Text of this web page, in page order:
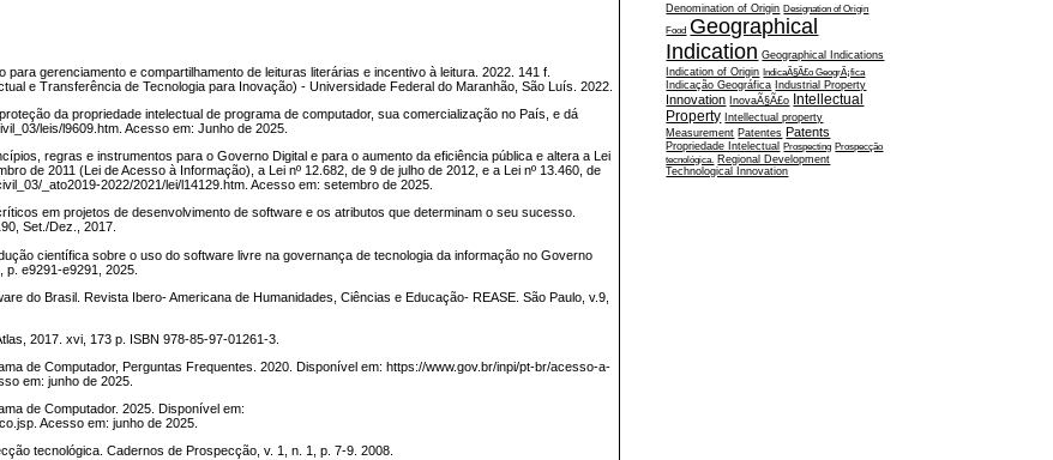
Denomination of Origin Designation of Origin
Food Geographical
Indication Geographical Indications
Indication of Origin IndicaÃ§Ã£o GeogrÃ¡fica
Indicação Geográfica Industrial Property
Innovation InovaÃ§Ã£o Intellectual
Property Intellectual property
Measurement Patentes Patents
Propriedade Intelectual Prospecting Prospecção
tecnológica. Regional Development
Technological Innovation
gerenciamento e compartilhamento de leituras literárias e incentivo à leitura. 2022. 141 f.
e Transferência de Tecnologia para Inovação) - Universidade Federal do Maranhão, São Luís. 2022.
da propriedade intelectual de programa de computador, sua comercialização no País, e dá
leis/l9609.htm. Acesso em: Junho de 2025.
regras e instrumentos para o Governo Digital e para o aumento da eficiência pública e altera a Lei
de 2011 (Lei de Acesso à Informação), a Lei nº 12.682, de 9 de julho de 2012, e a Lei nº 13.460, de
_ato2019-2022/2021/lei/l14129.htm. Acesso em: setembro de 2025.
em projetos de desenvolvimento de software e os atributos que determinam o seu sucesso.
Set./Dez., 2017.
científica sobre o uso do software livre na governança de tecnologia da informação no Governo
e9291-e9291, 2025.
do Brasil. Revista Ibero- Americana de Humanidades, Ciências e Educação- REASE. São Paulo, v.9,
2017. xvi, 173 p. ISBN 978-85-97-01261-3.
de Computador, Perguntas Frequentes. 2020. Disponível em: https://www.gov.br/inpi/pt-br/acesso-a-
em: junho de 2025.
de Computador. 2025. Disponível em:
Acesso em: junho de 2025.
tecnológica. Cadernos de Prospecção, v. 1, n. 1, p. 7-9. 2008.